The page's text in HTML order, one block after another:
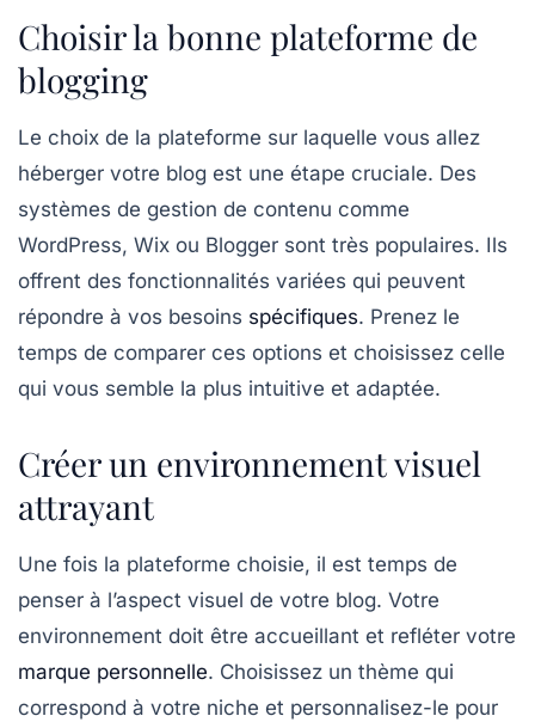
Choisir la bonne plateforme de
blogging
Le choix de la plateforme sur laquelle vous allez
héberger votre blog est une étape cruciale. Des
systèmes de gestion de contenu comme
WordPress, Wix ou Blogger sont très populaires. Ils
offrent des fonctionnalités variées qui peuvent
répondre à vos besoins spécifiques. Prenez le
temps de comparer ces options et choisissez celle
qui vous semble la plus intuitive et adaptée.
Créer un environnement visuel
attrayant
Une fois la plateforme choisie, il est temps de
penser à l’aspect visuel de votre blog. Votre
environnement doit être accueillant et refléter votre
marque personnelle. Choisissez un thème qui
correspond à votre niche et personnalisez-le pour